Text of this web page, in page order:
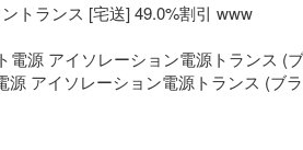
トランス [宅送] 49.0%割引 www
源 アイソレーション電源トランス (ブ